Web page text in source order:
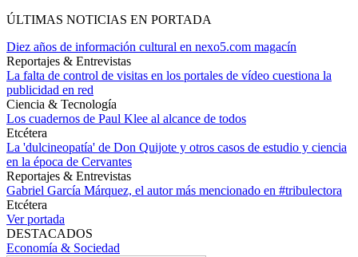
ÚLTIMAS NOTICIAS EN PORTADA
Diez años de información cultural en nexo5.com magacín
Reportajes & Entrevistas
La falta de control de visitas en los portales de vídeo cuestiona la
publicidad en red
Ciencia & Tecnología
Los cuadernos de Paul Klee al alcance de todos
Etcétera
La 'dulcineopatía' de Don Quijote y otros casos de estudio y ciencia
en la época de Cervantes
Reportajes & Entrevistas
Gabriel García Márquez, el autor más mencionado en #tribulectora
Etcétera
Ver portada
DESTACADOS
Economía & Sociedad